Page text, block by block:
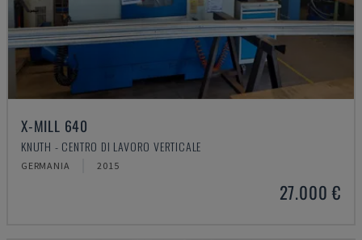
X-MILL 640
KNUTH - CENTRO DI LAVORO VERTICALE
GERMANIA 2015
27.000 €